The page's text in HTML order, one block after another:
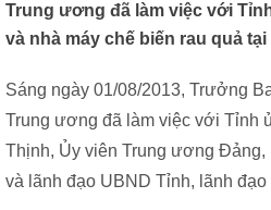
Trung ương đã làm việc với
và nhà máy chế biến rau quả tại
Sáng ngày 01/08/2013, Trưởng
Trung ương đã làm việc với Tỉnh
Thịnh, Ủy viên Trung ương Đảng,
và lãnh đạo UBND Tỉnh, lãnh